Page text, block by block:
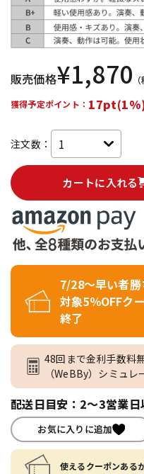
販売価格¥1,870
獲得予定ポイント：
注文数：
カートに入れる
7/28～早い者
対象5％OFFク
終了
48回まで金利手数料
（WeBBy）シミュレ
配送日目安：2～3営業日
お気に入りに追加
使えるクーポンある